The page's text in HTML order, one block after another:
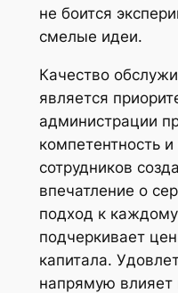
не боится
смелые идеи.
Качество
является
администрации
компетентность
сотрудников
впечатление о
подход к
подчеркивает
капитала.
напрямую влияет